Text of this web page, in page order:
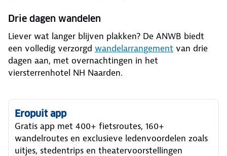
Drie dagen wandelen
Liever wat langer blijven plakken? De ANWB biedt
een volledig verzorgd wandelarrangement van drie
dagen aan, met overnachtingen in het
viersterrenhotel NH Naarden.
Eropuit app
Gratis app met 400+ fietsroutes, 160+
wandelroutes en exclusieve ledenvoordelen zoals
uitjes, stedentrips en theatervoorstellingen